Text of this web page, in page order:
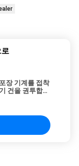
로
장 기계를 접착
건을 권투합니